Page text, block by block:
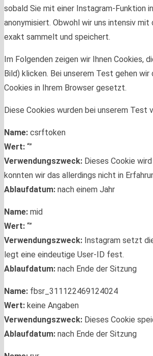
sobald Sie mit einer Instagram-Funktion
anonymisiert. Obwohl wir uns intensiv
exakt sammelt und speichert.
Im Folgenden zeigen wir Ihnen Cookies,
Bild) klicken. Bei unserem Test gehen
Cookies in Ihrem Browser gesetzt.
Diese Cookies wurden bei unserem Test
Name: csrftoken
Wert: “”
Verwendungszweck: Dieses Cookie
konnten wir das allerdings nicht in
Ablaufdatum: nach einem Jahr
Name: mid
Wert: “”
Verwendungszweck: Instagram setzt
legt eine eindeutige User-ID fest.
Ablaufdatum: nach Ende der Sitzung
Name: fbsr_311122469124024
Wert: keine Angaben
Verwendungszweck: Dieses Cookie
Ablaufdatum: nach Ende der Sitzung